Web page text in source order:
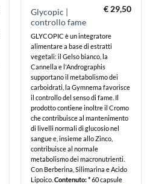
Glycopic |
controllo fame
€29,50
GLYCOPIC è un integratore
alimentare a base di estratti
vegetali: il Gelso bianco, la
Cannella e l'Andrographis
supportano il metabolismo dei
carboidrati, la Gymnema favorisce
il controllo del senso di fame. Il
prodotto contiene inoltre il Cromo
che contribuisce al mantenimento
di livelli normali di glucosio nel
sangue e, insieme allo Zinco,
contribuisce al normale
metabolismo dei macronutrienti.
Con Berberina, Silimarina e Acido
Lipoico. Contenuto: *60 capsule